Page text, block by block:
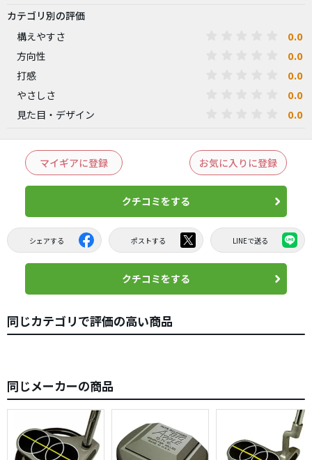
カテゴリ別の評価
構えやすさ
0.0
方向性 0.0
打感 0.0
やさしさ 0.0
見た目・デザイン 0.0
マイギアに登録 お気に入りに登録
クチコミをする
シェアする ポストする LINEで送る
クチコミをする
同じカテゴリで評価の高い商品
同じメーカーの商品